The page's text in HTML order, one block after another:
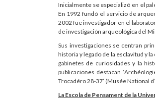
Inicialmente se especializó en el
En 1992 fundó el servicio de
2002 fue investigador en el
de investigación arqueológica del
Sus investigaciones se centran
historia y legado de la esclavitud y
gabinetes de curiosidades y la
publicaciones destacan
Trocadéro 28-37’ (Musée National
La Escola de Pensament de la